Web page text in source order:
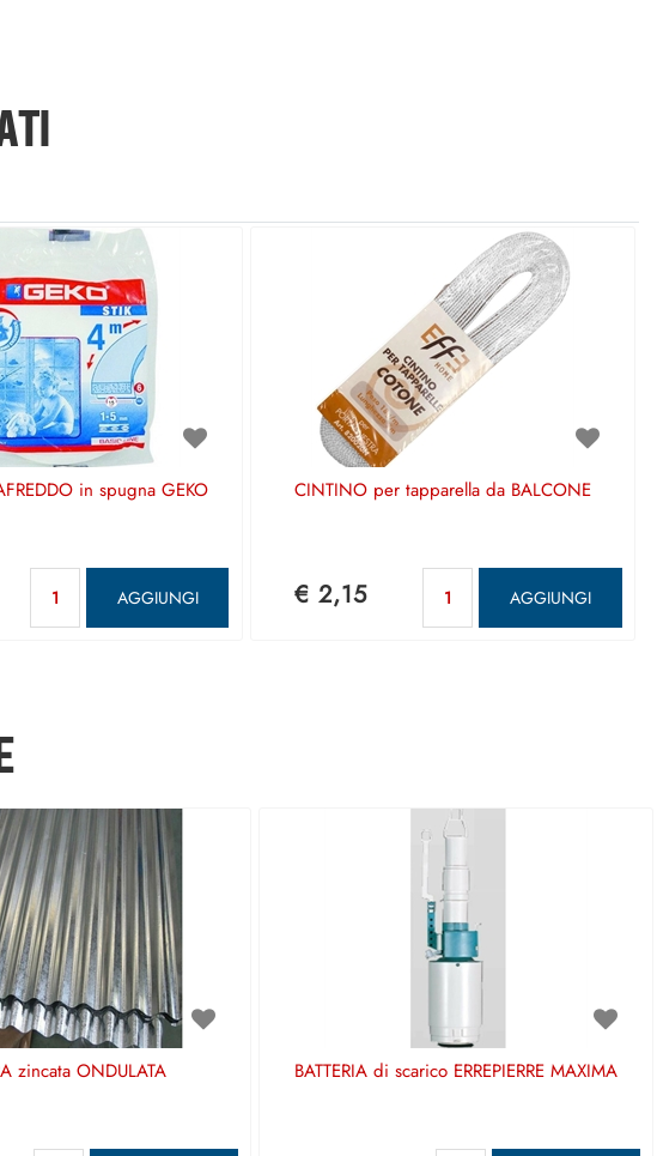
in spugna GEKO
AGGIUNGI
CINTINO per tapparella da BALCONE
€ 2,15 AGGIUNGI
zincata ONDULATA BATTERIA di scarico ERREPIERRE MAXIMA